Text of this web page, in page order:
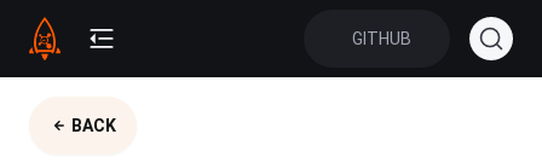
GITHUB
BACK